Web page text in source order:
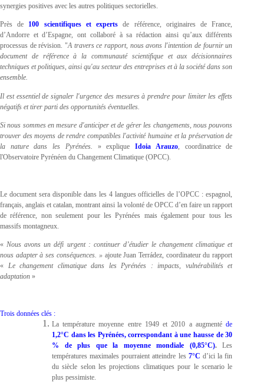
synergies positives avec les autres politiques sectorielles.
Près de 100 scientifiques et experts de référence, originaires de France,
d’Andorre et d’Espagne, ont collaboré à sa rédaction ainsi qu’aux différents
processus de révision. "A travers ce rapport, nous avons l'intention de fournir un
document de référence à la communauté scientifique et aux décisionnaires
techniques et politiques, ainsi qu'au secteur des entreprises et à la société dans son
ensemble.
Il est essentiel de signaler l'urgence des mesures à prendre pour limiter les effets
négatifs et tirer parti des opportunités éventuelles.
Si nous sommes en mesure d'anticiper et de gérer les changements, nous pouvons
trouver des moyens de rendre compatibles l'activité humaine et la préservation de
la nature dans les Pyrénées. » expliqueIdoia Arauzo, coordinatrice de
l'Observatoire Pyrénéen du Changement Climatique (OPCC).
Le document sera disponible dans les 4 langues officielles de l’OPCC : espagnol,
français, anglais et catalan, montrant ainsi la volonté de OPCC d’en faire un rapport
de référence, non seulement pour les Pyrénées mais également pour tous les
massifs montagneux.
«Nous avons un défi urgent : continuer d’étudier le changement climatique et
nous adapter à ses conséquences. » ajoute Juan Terrádez, coordinateur du rapport
« Le changement climatique dans les Pyrénées : impacts, vulnérabilités et
adaptation »
Trois données clés :
La température moyenne entre 1949 et 2010 a augmentéde
1,2°C dans les Pyrénées, correspondant à une hausse de 30
% de plus que la moyenne mondiale (0,85°C).Les
températures maximales pourraient atteindre les 7°C d’ici la fin
du siècle selon les projections climatiques pour le scenario le
plus pessimiste.